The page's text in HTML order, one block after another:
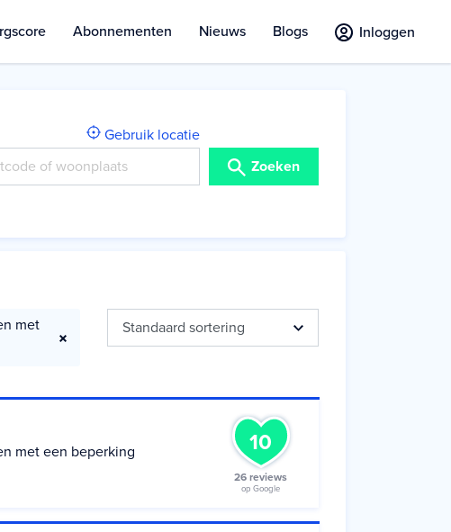
Abonnementen Nieuws Blogs Inloggen
Gebruik locatie
Zoeken
met
met een beperking
10
26 reviews
op Google